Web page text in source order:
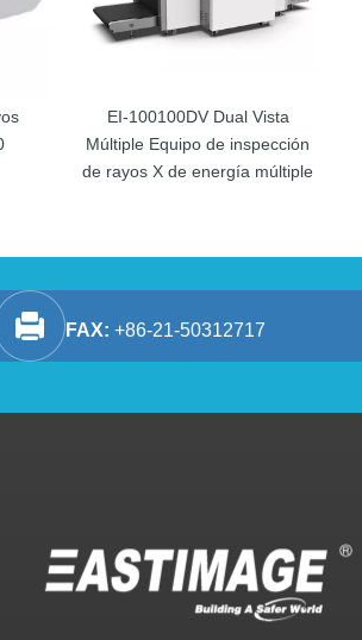
EI-100100DV Dual Vista
Múltiple Equipo de inspección
de rayos X de energía múltiple
FAX: +86-21-50312717